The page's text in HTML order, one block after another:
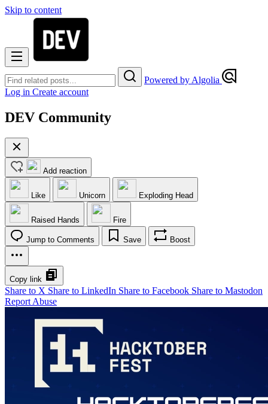
Skip to content
Powered by Algolia
Log in Create account
DEV Community
Add reaction
Like Unicorn Exploding Head
Raised Hands Fire
Jump to Comments Save Boost
Copy link
Share to X Share to LinkedIn Share to Facebook Share to Mastodon
Report Abuse